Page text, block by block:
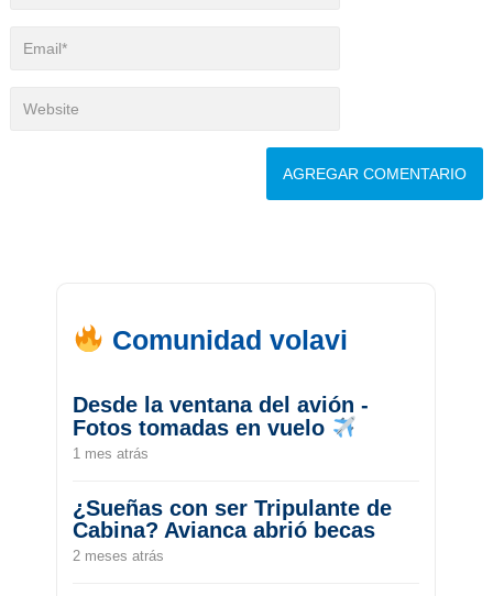
Comunidad volavi
Desde la ventana del avión -
Fotos tomadas en vuelo
1 mes atrás
¿Sueñas con ser Tripulante de
Cabina? Avianca abrió becas
2 meses atrás